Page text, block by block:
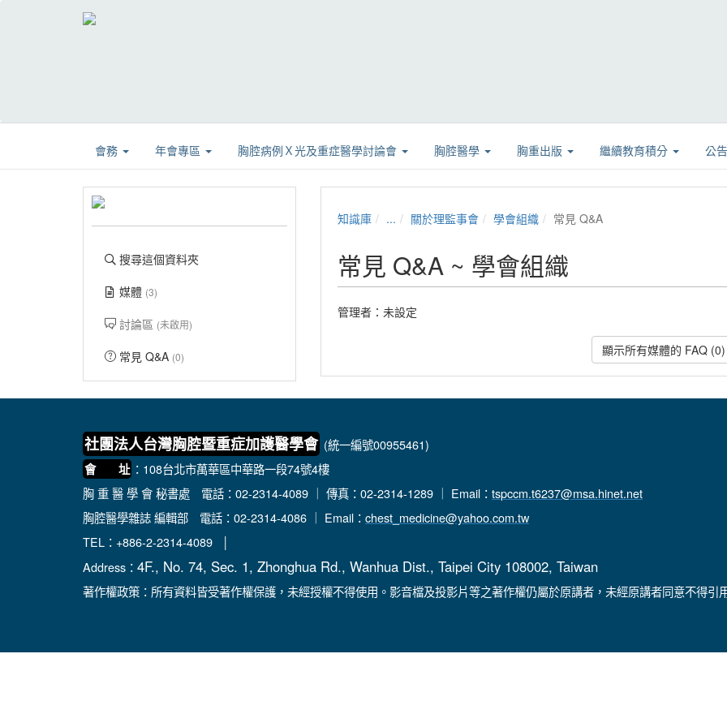
會務 年會專區 胸腔病例Ｘ光及重症醫學討論會 胸腔醫學 胸重出版 繼續教育積分 公
搜尋這個資料夾
媒體 (3)
討論區 (未啟用)
常見 Q&A (0)
知識庫 ... 關於理監事會 學會組織 常見 Q&A
常見 Q&A ~ 學會組織
管理者：未設定
顯示所有媒體的 FAQ (0)
社團法人台灣胸腔暨重症加護醫學會 (統一編號00955461)
會 址 ：108台北市萬華區中華路一段74號4樓
胸 重 醫 學 會 秘書處 電話：02-2314-4089 ｜ 傳真：02-2314-1289 ｜ Email： tspccm.t6237@msa.hinet.net
胸腔醫學雜誌 編輯部 電話：02-2314-4086 ｜ Email： chest_medicine@yahoo.com.tw
TEL：+886-2-2314-4089 │
Address： 4F., No. 74, Sec. 1, Zhonghua Rd., Wanhua Dist., Taipei City 108002, Taiwan
著作權政策：所有資料皆受著作權保護，未經授權不得使用。影音檔及投影片等之著作權仍屬於原講者，未經原講者同意不得引